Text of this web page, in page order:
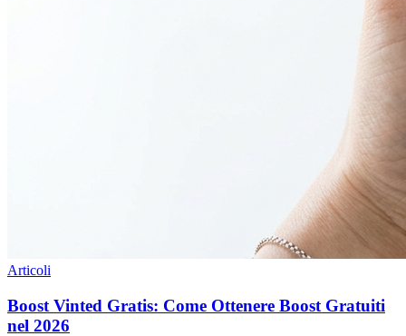
Articoli
Boost Vinted Gratis: Come Ottenere Boost Gratuiti
nel 2026